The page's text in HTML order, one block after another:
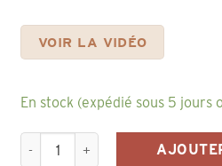
VOIR LA VIDÉO
En stock (expédié sous 5 jours
quantité de Comptoir d’Angle